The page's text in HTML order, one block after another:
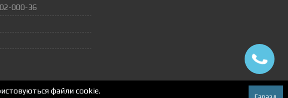
000-36
файли cookie.
Гаразд